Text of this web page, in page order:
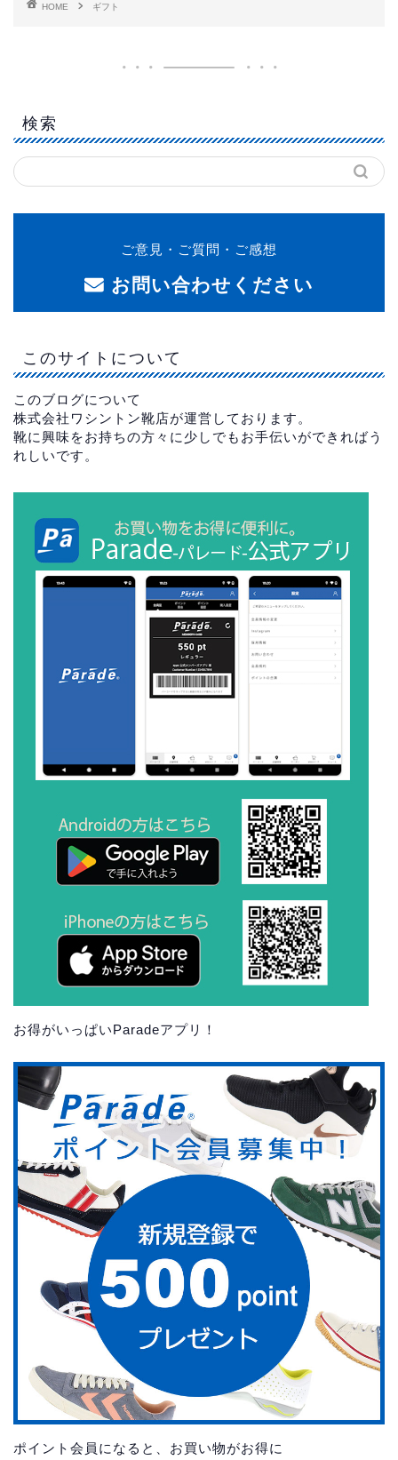
HOME ギフト
検索
ご意見・ご質問・ご感想
お問い合わせください
このサイトについて
このブログについて
株式会社ワシントン靴店が運営しております。
靴に興味をお持ちの方々に少しでもお手伝いができればう
れしいです。
お得がいっぱいParadeアプリ！
ポイント会員になると、お買い物がお得に